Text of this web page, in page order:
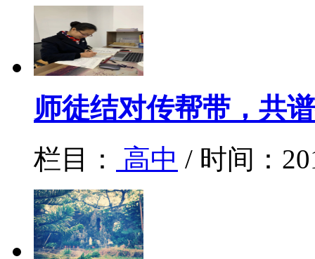
师徒结对传帮带，共
栏目： 高中 / 时间：